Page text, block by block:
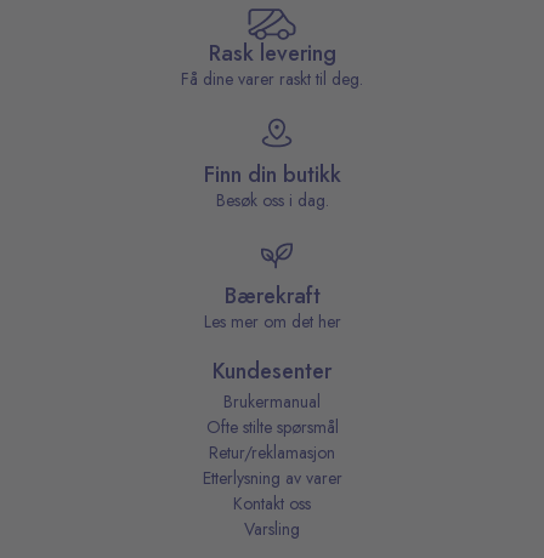
Rask levering
Få dine varer raskt til deg.
Finn din butikk
Besøk oss i dag.
Bærekraft
Les mer om det her
Kundesenter
Brukermanual
Ofte stilte spørsmål
Retur/reklamasjon
Etterlysning av varer
Kontakt oss
Varsling